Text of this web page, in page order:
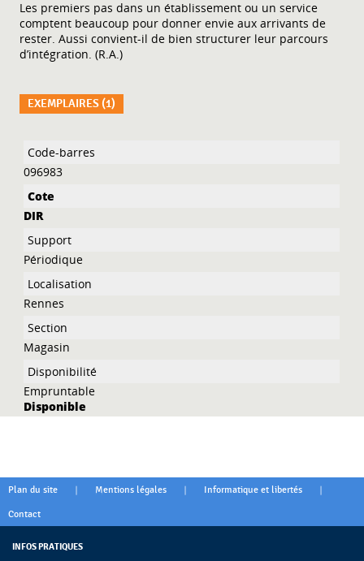
Les premiers pas dans un établissement ou un service
comptent beaucoup pour donner envie aux arrivants de
rester. Aussi convient-il de bien structurer leur parcours
d’intégration. (R.A.)
EXEMPLAIRES (1)
Liste des exemplaires
096983
DIR
Périodique
Rennes
Magasin
Empruntable
Disponible
Plan du site | Mentions légales | Informatique et libertés |
Contact
INFOS PRATIQUES